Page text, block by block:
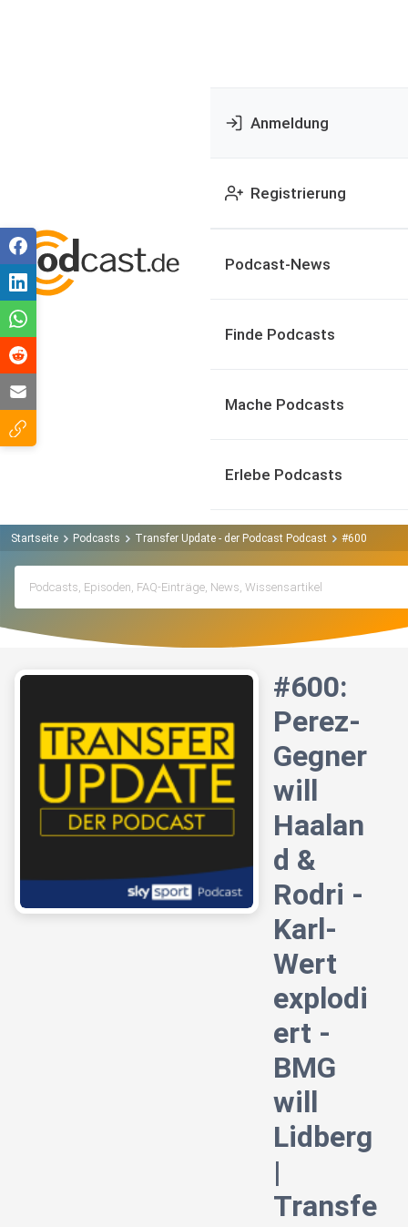
Anmeldung
Registrierung
Podcast-News
Finde Podcasts
Mache Podcasts
Erlebe Podcasts
Startseite Podcasts Transfer Update - der Podcast Podcast #600: Perez-
#600:
Perez-
Gegner
will
Haalan
d &
Rodri -
Karl-
Wert
explodi
ert -
BMG
will
Lidberg
|
Transfe